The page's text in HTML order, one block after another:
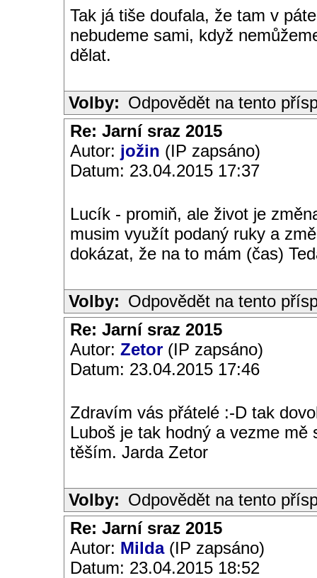
Tak já tiše doufala, že tam v
nebudeme sami, když
dělat.
Volby: Odpovědět na tento
Re: Jarní sraz 2015
Autor: jožin (IP zapsáno)
Datum: 23.04.2015 17:37
Lucík - promiň, ale život je
musim využít podaný ruky a
dokázat, že na to mám (čas)
Volby: Odpovědět na tento
Re: Jarní sraz 2015
Autor: Zetor (IP zapsáno)
Datum: 23.04.2015 17:46
Zdravím vás přátelé :-D tak
Luboš je tak hodný a vezme
těším. Jarda Zetor
Volby: Odpovědět na tento
Re: Jarní sraz 2015
Autor: Milda(IP zapsáno)
Datum: 23.04.2015 18:52